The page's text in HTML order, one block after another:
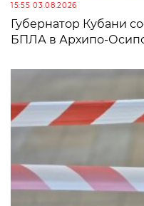
15:55 03.08.2026
Губернатор Кубани
БПЛА в Архипо-